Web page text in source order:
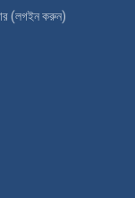
(লগইন করুন)